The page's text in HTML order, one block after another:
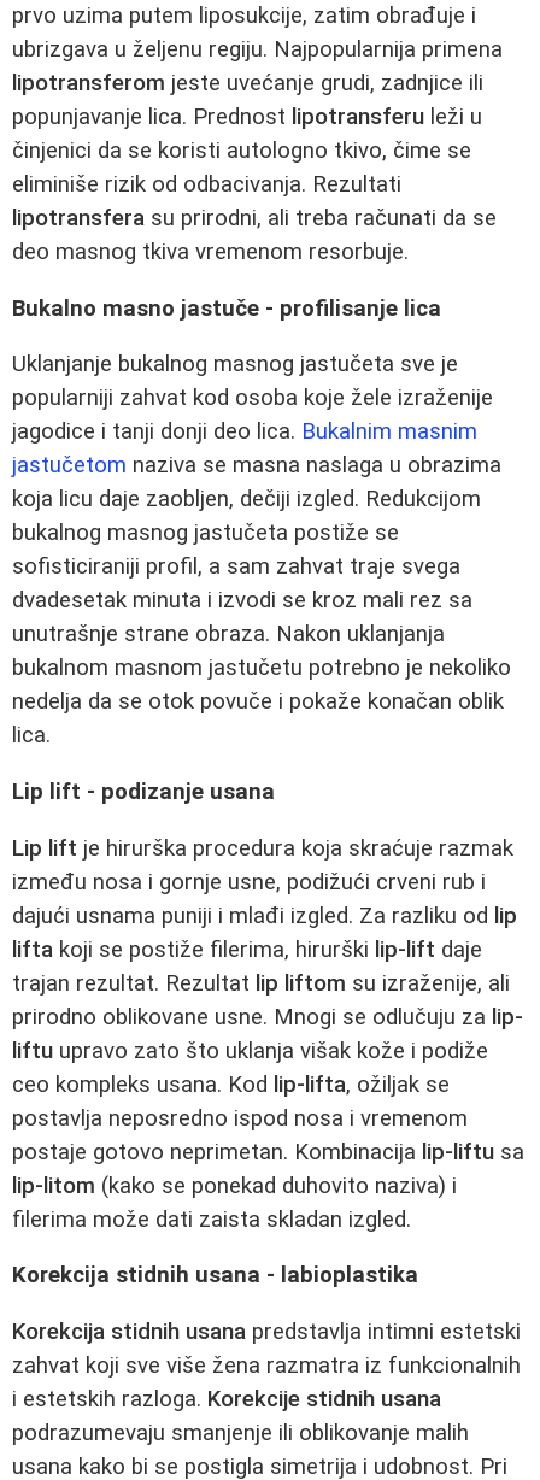
prvo uzima putem liposukcije, zatim obrađuje i
ubrizgava u željenu regiju. Najpopularnija primena
lipotransferom jeste uvećanje grudi, zadnjice ili
popunjavanje lica. Prednost lipotransferu leži u
činjenici da se koristi autologno tkivo, čime se
eliminiše rizik od odbacivanja. Rezultati
lipotransfera su prirodni, ali treba računati da se
deo masnog tkiva vremenom resorbuje.
Bukalno masno jastuče - profilisanje lica
Uklanjanje bukalnog masnog jastučeta sve je
popularniji zahvat kod osoba koje žele izraženije
jagodice i tanji donji deo lica. Bukalnim masnim
jastučetom naziva se masna naslaga u obrazima
koja licu daje zaobljen, dečiji izgled. Redukcijom
bukalnog masnog jastučeta postiže se
sofisticiraniji profil, a sam zahvat traje svega
dvadesetak minuta i izvodi se kroz mali rez sa
unutrašnje strane obraza. Nakon uklanjanja
bukalnom masnom jastučetu potrebno je nekoliko
nedelja da se otok povuče i pokaže konačan oblik
lica.
Lip lift - podizanje usana
Lip lift je hirurška procedura koja skraćuje razmak
između nosa i gornje usne, podižući crveni rub i
dajući usnama puniji i mlađi izgled. Za razliku od lip
lifta koji se postiže filerima, hirurški lip-lift daje
trajan rezultat. Rezultat lip liftom su izraženije, ali
prirodno oblikovane usne. Mnogi se odlučuju za lip-
liftu upravo zato što uklanja višak kože i podiže
ceo kompleks usana. Kod lip-lifta, ožiljak se
postavlja neposredno ispod nosa i vremenom
postaje gotovo neprimetan. Kombinacija lip-liftu sa
lip-litom (kako se ponekad duhovito naziva) i
filerima može dati zaista skladan izgled.
Korekcija stidnih usana - labioplastika
Korekcija stidnih usana predstavlja intimni estetski
zahvat koji sve više žena razmatra iz funkcionalnih
i estetskih razloga. Korekcije stidnih usana
podrazumevaju smanjenje ili oblikovanje malih
usana kako bi se postigla simetrija i udobnost. Pri